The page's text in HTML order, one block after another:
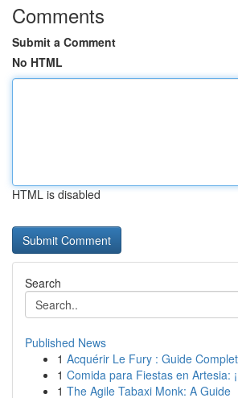
Comments
Submit a Comment
No HTML
HTML is disabled
Search
Published News
1 Acquérir Le Fury : Guide
1 Comida para Fiestas en Artesia:
1 The Agile Tabaxi Monk: A Guide